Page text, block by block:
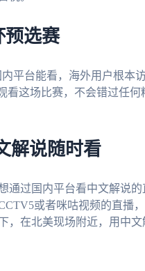
预选赛
平台能看，海外用户根本
看这场比赛，不会错过任
解说随时看
通过国内平台看中文解说的
或者咪咕视频的直播
，在北美现场附近，用中